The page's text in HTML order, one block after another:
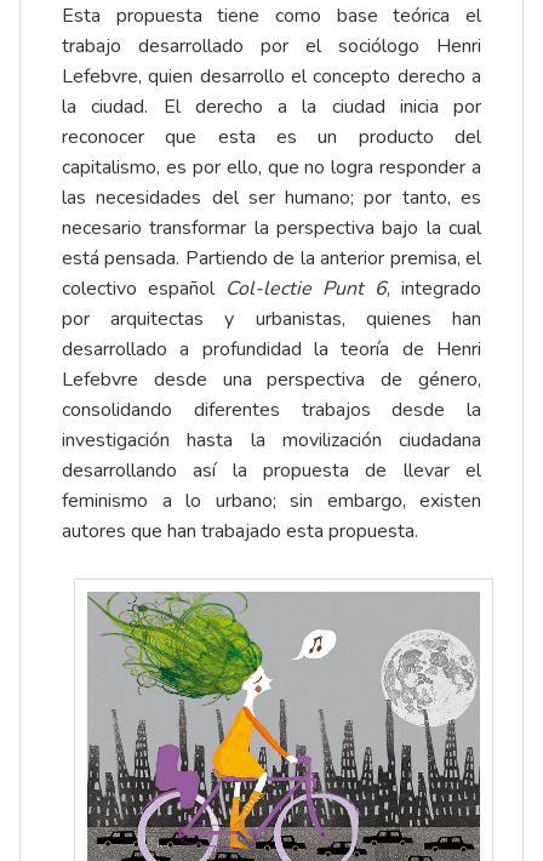
Esta propuesta tiene como base teórica el
trabajo desarrollado por el sociólogo Henri
Lefebvre, quien desarrollo el concepto derecho a
la ciudad. El derecho a la ciudad inicia por
reconocer que esta es un producto del
capitalismo, es por ello, que no logra responder a
las necesidades del ser humano; por tanto, es
necesario transformar la perspectiva bajo la cual
está pensada. Partiendo de la anterior premisa, el
colectivo español Col-lectie Punt 6, integrado
por arquitectas y urbanistas, quienes han
desarrollado a profundidad la teoría de Henri
Lefebvre desde una perspectiva de género,
consolidando diferentes trabajos desde la
investigación hasta la movilización ciudadana
desarrollando así la propuesta de llevar el
feminismo a lo urbano; sin embargo, existen
autores que han trabajado esta propuesta.